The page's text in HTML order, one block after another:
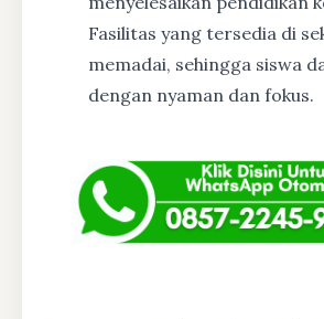
Fasilitas yang tersedia di
memadai, sehingga siswa
dengan nyaman dan fokus.